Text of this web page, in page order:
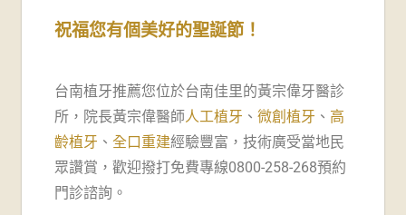
推
薦
祝福您有個美好的聖誕節！
台南植牙推薦您位於台南佳里的黃宗偉牙醫診
所，院長黃宗偉醫師人工植牙 、 微創植牙 、 高
齡植牙 、 全口重建經驗豐富，技術廣受當地民
眾讚賞，歡迎撥打免費專線0800-258-268預約
門診諮詢。